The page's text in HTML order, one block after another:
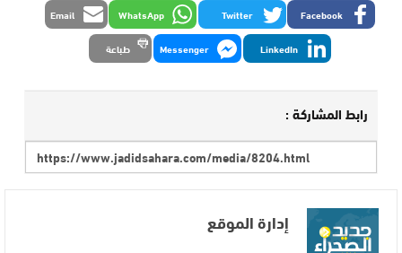
Facebook
Twitter
WhatsApp
Email
LinkedIn
Messenger طباعة
رابط المشاركة :
إدارة الموقع